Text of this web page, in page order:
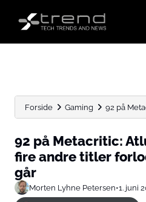
Forside Gaming 92 på
92 på Metacritic:
fire andre titler
går
Morten Lyhne Petersen•1. juni